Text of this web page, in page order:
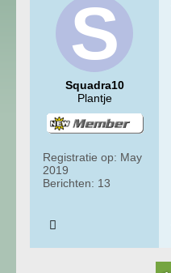
Squadra10
Plantje
Registratie op: May
2019
Berichten: 13